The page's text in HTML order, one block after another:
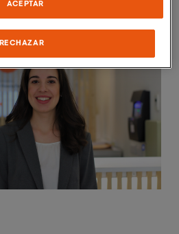
Imagen
RECHAZAR
ACEPTAR